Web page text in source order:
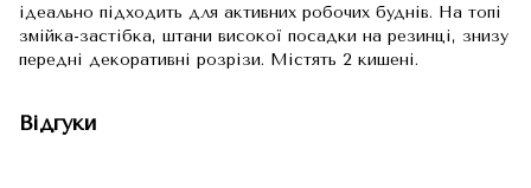
ідеально підходить для активних робочих буднів. На топі
змійка-застібка, штани високої посадки на резинці, знизу
передні декоративні розрізи. Містять 2 кишені.
Відгуки